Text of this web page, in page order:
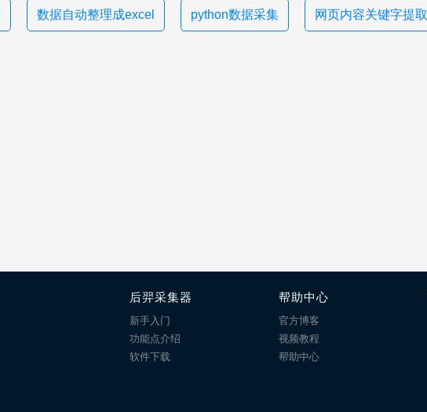
数据自动整理成excel python数据采集 网页内容关键字提取
后羿采集器
新手入门
功能点介绍
软件下载
帮助中心
官方博客
视频教程
帮助中心